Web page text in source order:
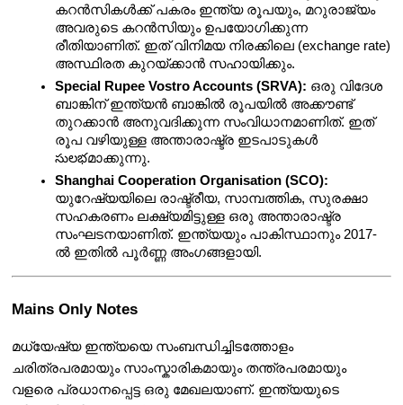
കറൻസികൾക്ക് പകരം ഇന്ത്യ രൂപയും, മറുരാജ്യം
അവരുടെ കറൻസിയും ഉപയോഗിക്കുന്ന
രീതിയാണിത്. ഇത് വിനിമയ നിരക്കിലെ (exchange rate)
അസ്ഥിരത കുറയ്ക്കാൻ സഹായിക്കും.
Special Rupee Vostro Accounts (SRVA): ഒരു വിദേശ
ബാങ്കിന് ഇന്ത്യൻ ബാങ്കിൽ രൂപയിൽ അക്കൗണ്ട്
തുറക്കാൻ അനുവദിക്കുന്ന സംവിധാനമാണിത്. ഇത്
രൂപ വഴിയുള്ള അന്താരാഷ്ട്ര ഇടപാടുകൾ
సులభമാക്കുന്നു.
Shanghai Cooperation Organisation (SCO):
യുറേഷ്യയിലെ രാഷ്ട്രീയ, സാമ്പത്തിക, സുരക്ഷാ
സഹകരണം ലക്ഷ്യമിട്ടുള്ള ഒരു അന്താരാഷ്ട്ര
സംഘടനയാണിത്. ഇന്ത്യയും പാകിസ്ഥാനും 2017-
ൽ ഇതിൽ പൂർണ്ണ അംഗങ്ങളായി.
Mains Only Notes
മധ്യേഷ്യ ഇന്ത്യയെ സംബന്ധിച്ചിടത്തോളം
ചരിത്രപരമായും സാംസ്കാരികമായും തന്ത്രപരമായും
വളരെ പ്രധാനപ്പെട്ട ഒരു മേഖലയാണ്. ഇന്ത്യയുടെ